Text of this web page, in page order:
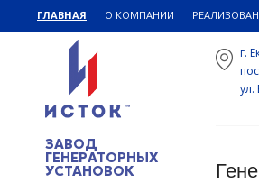
ГЛАВНАЯ О КОМПАНИИ
ЗАВОД
ГЕНЕРАТОРНЫХ
УСТАНОВОК
г.
ул.